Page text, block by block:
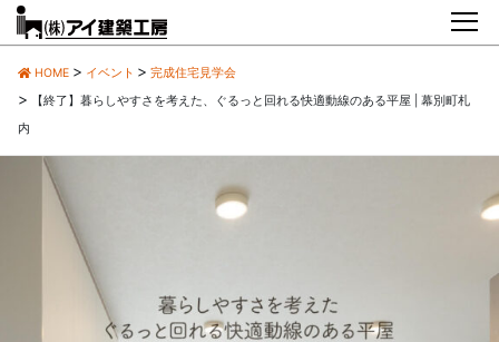
HOME イベント
完成住宅見学会
【終了】暮らしやすさを考えた、ぐるっと回れる快適動線のある平屋 | 幕別町札
内